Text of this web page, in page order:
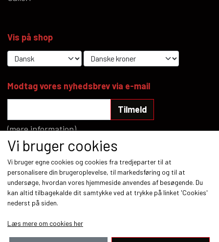
Vis på shop
Modtag vores nyhedsbrev via e-mail
Tilmeld
(mere information)
Sociale medier
Betalingsmetoder
Vi bruger cookies
Vi bruger egne cookies og cookies fra tredjeparter til at
personalisere din brugeroplevelse, til markedsføring og til at
undersøge, hvordan vores hjemmeside anvendes af besøgende. Du
kan altid tilbagekalde dit samtykke ved at trykke på linket 'Cookies'
nederst på siden.
Læs mere om cookies her